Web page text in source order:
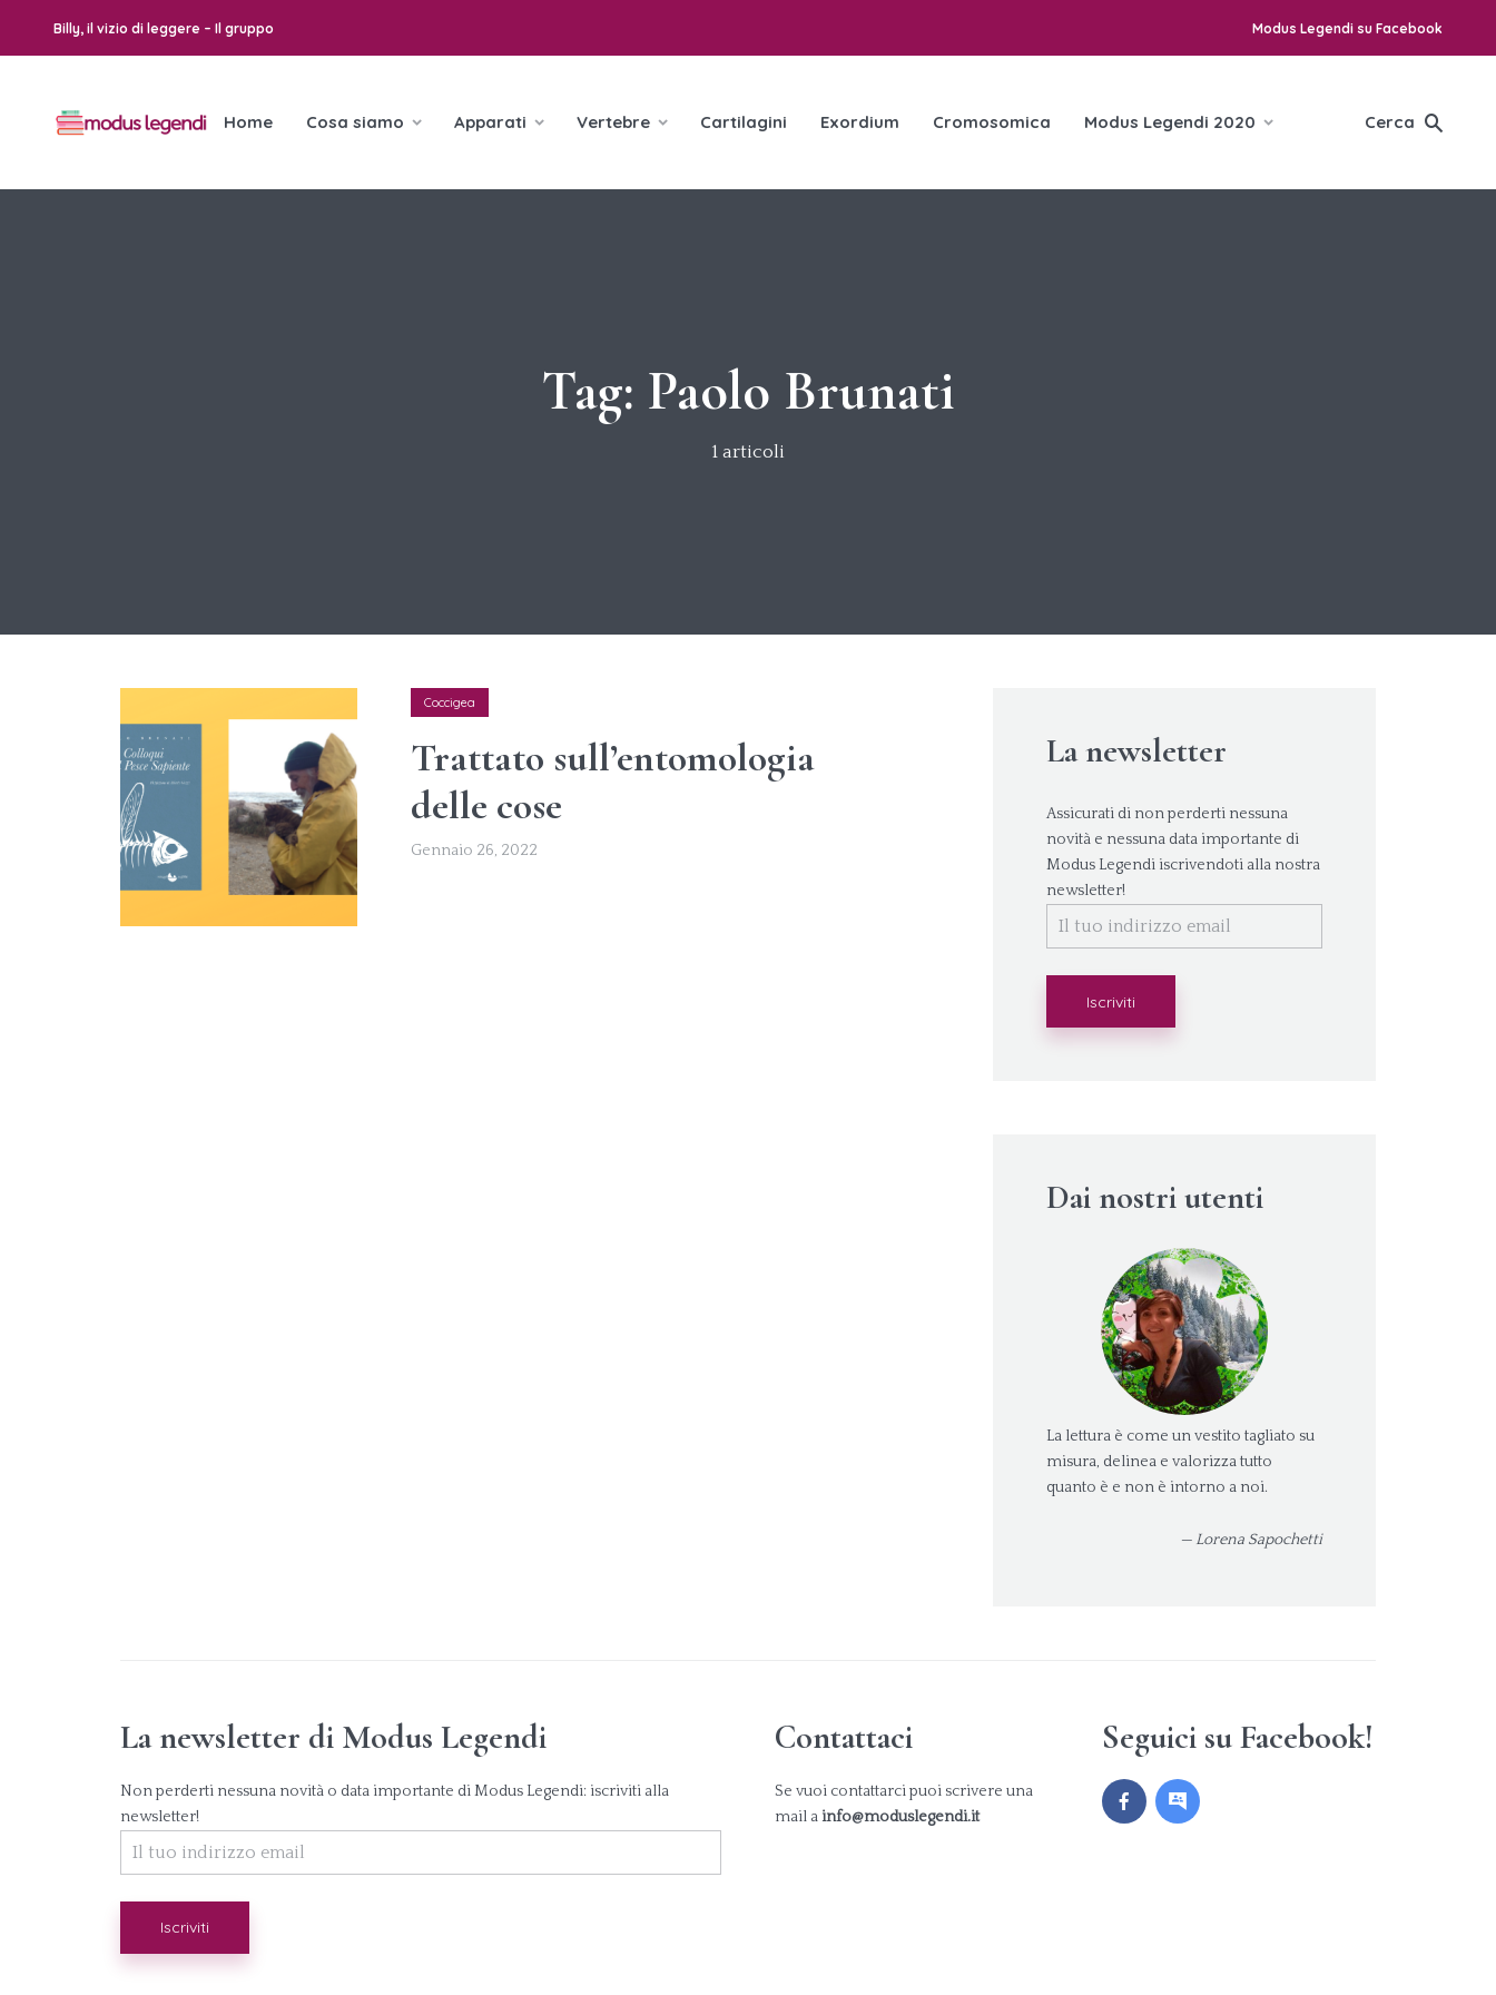
Billy, il vizio di leggere – Il gruppo Modus Legendi su Facebook
Home Cosa siamo Apparati Vertebre Cartilagini Exordium Cromosomica Modus Legendi 2020 Cerca
Tag: Paolo Brunati
1 articoli
Coccigea
Trattato sull’entomologia
delle cose
Gennaio 26, 2022
La newsletter
Assicurati di non perderti nessuna
novità e nessuna data importante di
Modus Legendi iscrivendoti alla nostra
newsletter!
Dai nostri utenti
La lettura è come un vestito tagliato su
misura, delinea e valorizza tutto
quanto è e non è intorno a noi.
— Lorena Sapochetti
La newsletter di Modus Legendi
Non perderti nessuna novità o data importante di Modus Legendi: iscriviti alla
newsletter!
Contattaci
Se vuoi contattarci puoi scrivere una
mail a info@moduslegendi.it
Seguici su Facebook!